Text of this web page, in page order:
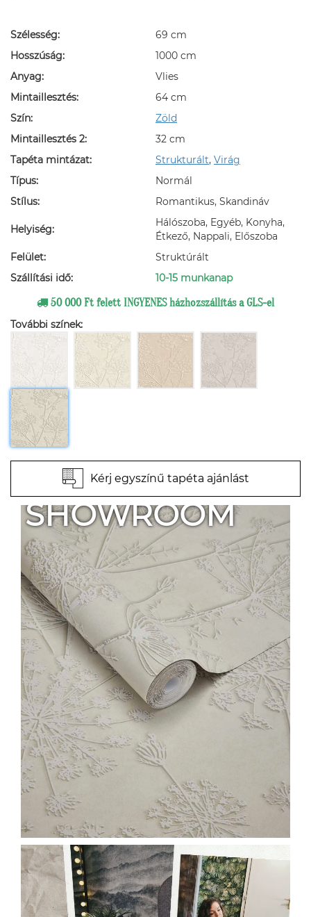
Szélesség:
69 cm
Hosszúság:
1000 cm
Anyag:
Vlies
Mintaillesztés:
64 cm
Szín:
Zöld
Mintaillesztés 2:
32 cm
Tapéta mintázat:
Strukturált, Virág
Típus:
Normál
Stílus:
Romantikus, Skandináv
Helyiség:
Hálószoba, Egyéb, Konyha,
Étkező, Nappali, Előszoba
Felület:
Struktúrált
Szállítási idő:
10-15 munkanap
50 000 Ft felett INGYENES házhozszállítás a GLS-el
További színek:
Kérj egyszínű tapéta ajánlást
SHOWROOM